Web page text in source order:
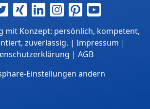
mit Konzept: persönlich, kompetent,
zuverlässig. | Impressum |
| AGB
Einstellungen ändern